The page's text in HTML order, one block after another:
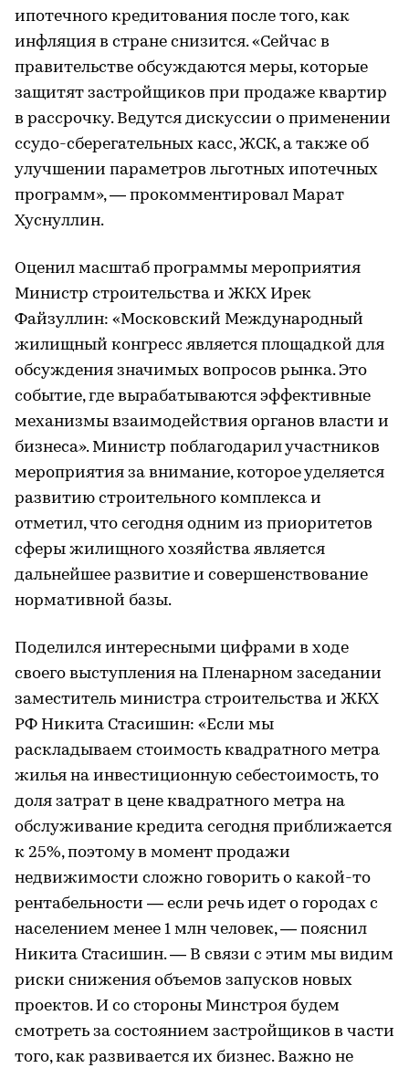
ипотечного кредитования после того, как
инфляция в стране снизится. «Сейчас в
правительстве обсуждаются меры, которые
защитят застройщиков при продаже квартир
в рассрочку. Ведутся дискуссии о применении
ссудо-сберегательных касс, ЖСК, а также об
улучшении параметров льготных ипотечных
программ», — прокомментировал Марат
Хуснуллин.
Оценил масштаб программы мероприятия
Министр строительства и ЖКХ Ирек
Файзуллин: «Московский Международный
жилищный конгресс является площадкой для
обсуждения значимых вопросов рынка. Это
событие, где вырабатываются эффективные
механизмы взаимодействия органов власти и
бизнеса». Министр поблагодарил участников
мероприятия за внимание, которое уделяется
развитию строительного комплекса и
отметил, что сегодня одним из приоритетов
сферы жилищного хозяйства является
дальнейшее развитие и совершенствование
нормативной базы.
Поделился интересными цифрами в ходе
своего выступления на Пленарном заседании
заместитель министра строительства и ЖКХ
РФ Никита Стасишин: «Если мы
раскладываем стоимость квадратного метра
жилья на инвестиционную себестоимость, то
доля затрат в цене квадратного метра на
обслуживание кредита сегодня приближается
к 25%, поэтому в момент продажи
недвижимости сложно говорить о какой-то
рентабельности — если речь идет о городах с
населением менее 1 млн человек, — пояснил
Никита Стасишин. — В связи с этим мы видим
риски снижения объемов запусков новых
проектов. И со стороны Минстроя будем
смотреть за состоянием застройщиков в части
того, как развивается их бизнес. Важно не